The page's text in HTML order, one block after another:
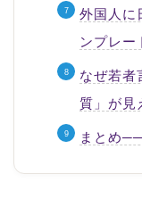
外国人に
ンプレー
なぜ若者
質」が見
まとめ